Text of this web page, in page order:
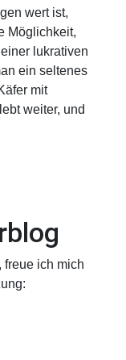
wert ist,
Möglichkeit,
lukrativen
ein seltenes
mit
weiter, und
freue ich mich